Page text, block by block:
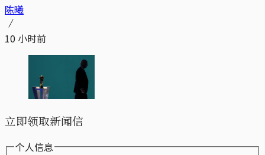
陈曦
10 小时前
立即领取新闻信
个人信息